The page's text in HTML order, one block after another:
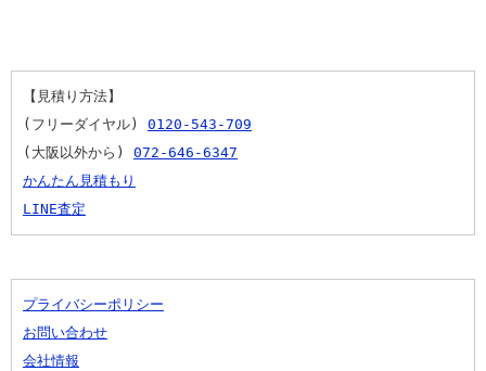
【見積り方法】
(フリーダイヤル) 0120-543-709
(大阪以外から) 072-646-6347
かんたん見積もり
LINE査定
プライバシーポリシー
お問い合わせ
会社情報